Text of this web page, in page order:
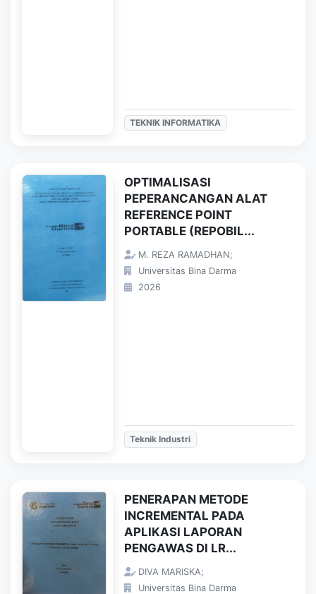
TEKNIK INFORMATIKA
OPTIMALISASI
PEPERANCANGAN ALAT
REFERENCE POINT
PORTABLE (REPOBIL...
M. REZA RAMADHAN;
Universitas Bina Darma
2026
Teknik Industri
PENERAPAN METODE
INCREMENTAL PADA
APLIKASI LAPORAN
PENGAWAS DI LR...
DIVA MARISKA;
Universitas Bina Darma